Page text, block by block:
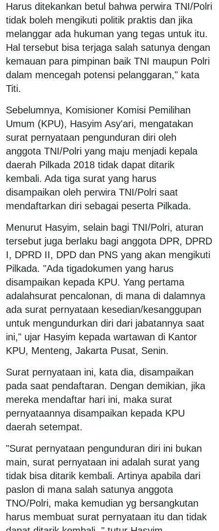
Harus ditekankan betul bahwa perwira TNI/Polri
tidak boleh mengikuti politik praktis dan jika
melanggar ada hukuman yang tegas untuk itu.
Hal tersebut bisa terjaga salah satunya dengan
kemauan para pimpinan baik TNI maupun Polri
dalam mencegah potensi pelanggaran," kata
Titi.
Sebelumnya, Komisioner Komisi Pemilihan
Umum (KPU), Hasyim Asy'ari, mengatakan
surat pernyataan pengunduran diri oleh
anggota TNI/Polri yang maju menjadi kepala
daerah Pilkada 2018 tidak dapat ditarik
kembali. Ada tiga surat yang harus
disampaikan oleh perwira TNI/Polri saat
mendaftarkan diri sebagai peserta Pilkada.
Menurut Hasyim, selain bagi TNI/Polri, aturan
tersebut juga berlaku bagi anggota DPR, DPRD
I, DPRD II, DPD dan PNS yang akan mengikuti
Pilkada. "Ada tigadokumen yang harus
disampaikan kepada KPU. Yang pertama
adalahsurat pencalonan, di mana di dalamnya
ada surat pernyataan kesedian/kesanggupan
untuk mengundurkan diri dari jabatannya saat
ini," ujar Hasyim kepada wartawan di Kantor
KPU, Menteng, Jakarta Pusat, Senin.
Surat pernyataan ini, kata dia, disampaikan
pada saat pendaftaran. Dengan demikian, jika
mereka mendaftar hari ini, maka surat
pernyataannya disampaikan kepada KPU
daerah setempat.
"Surat pernyataan pengunduran diri ini bukan
main, surat pernyataan ini adalah surat yang
tidak bisa ditarik kembali. Artinya apabila dari
paslon di mana salah satunya anggota
TNO/Polri, maka kemudian yg bersangkutan
harus membuat surat pernyataan itu dan tidak